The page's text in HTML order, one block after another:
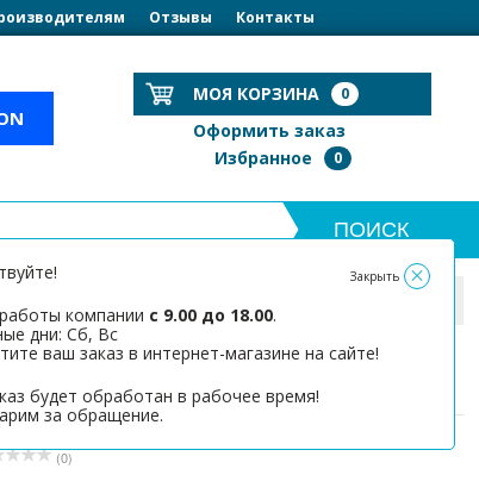
компании с 9.00 до 18.00.
дни: Сб, Вс
ваш заказ в интернет-магазине на сайте!
будет обработан в рабочее время!
за обращение.
Закрыть
Отзывы Контакты
МОЯ КОРЗИНА 0
Оформить заказ
Избранное
0
53*8*640мм
(0)